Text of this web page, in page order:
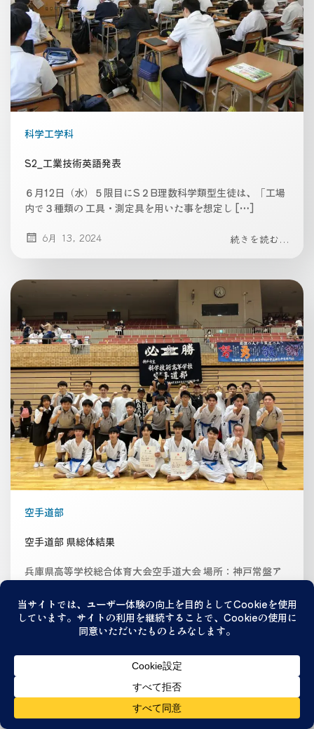
科学工学科
S2_工業技術英語発表
６月12日（水）５限目にS２B理数科学類型生徒は、「工場
内で３種類の 工具・測定具を用いた事を想定し […]
6月 13, 2024 続きを読む...
空手道部
空手道部 県総体結果
兵庫県高等学校総合体育大会空手道大会 場所：神戸常盤ア
6月 12, 2024 続きを読む...